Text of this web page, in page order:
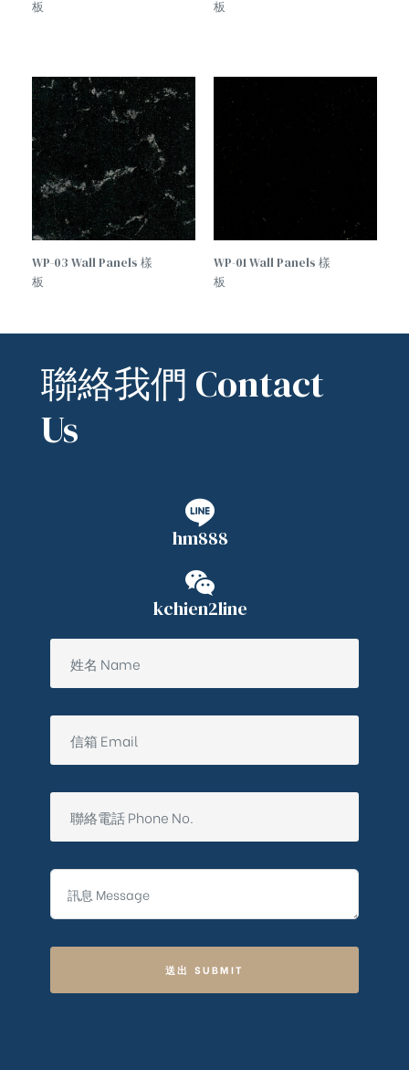
板 板
WP-03 Wall Panels 樣
板
WP-01 Wall Panels 樣
板
聯絡我們 Contact
Us
hm888
kchien2line
送出 SUBMIT